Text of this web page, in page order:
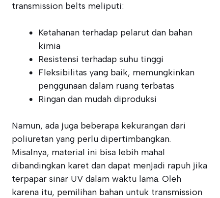
transmission belts meliputi:
Ketahanan terhadap pelarut dan bahan
kimia
Resistensi terhadap suhu tinggi
Fleksibilitas yang baik, memungkinkan
penggunaan dalam ruang terbatas
Ringan dan mudah diproduksi
Namun, ada juga beberapa kekurangan dari
poliuretan yang perlu dipertimbangkan.
Misalnya, material ini bisa lebih mahal
dibandingkan karet dan dapat menjadi rapuh jika
terpapar sinar UV dalam waktu lama. Oleh
karena itu, pemilihan bahan untuk transmission